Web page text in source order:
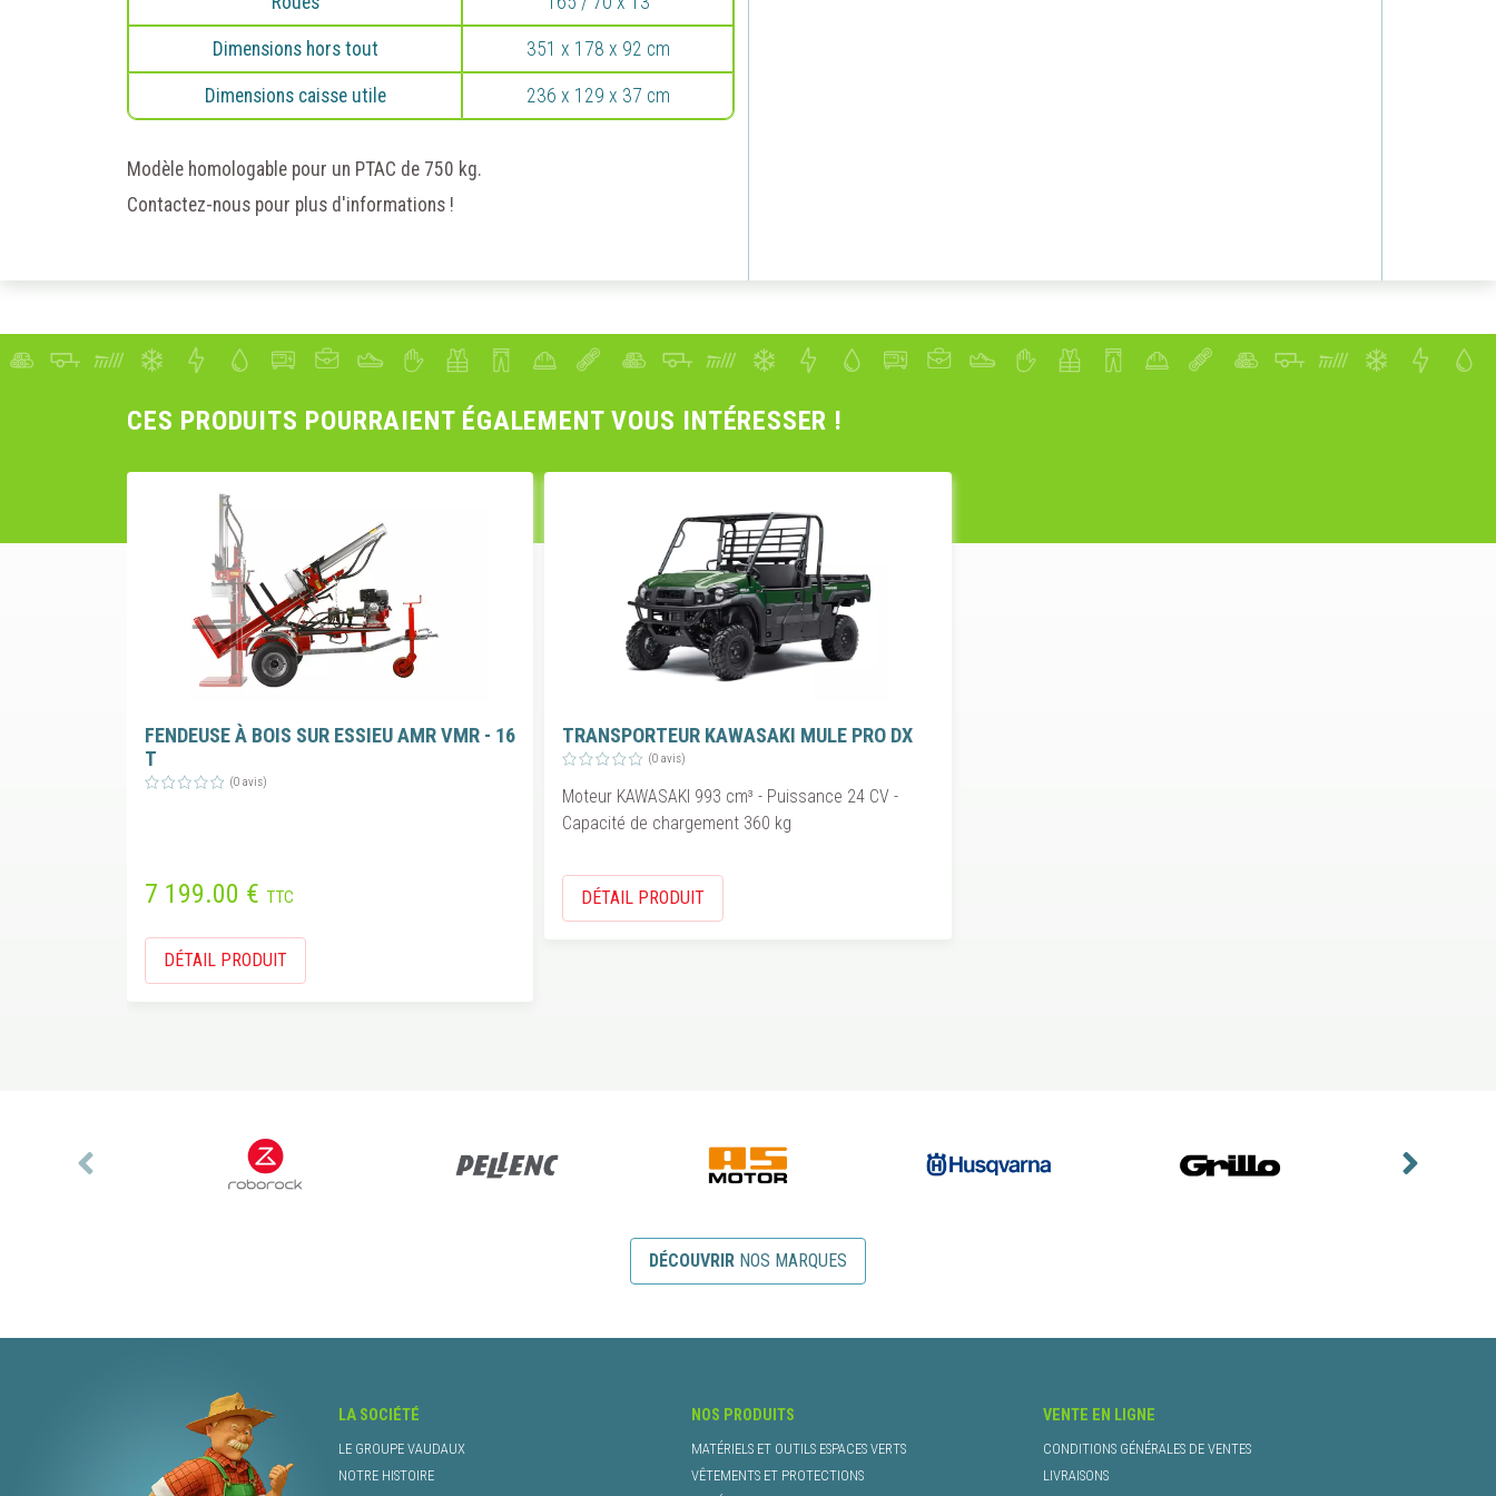
Dimensions hors tout 351 x 178 x 92 cm
Dimensions caisse utile 236 x 129 x 37 cm
Modèle homologable pour un PTAC de 750 kg.
Contactez-nous pour plus d'informations !
CES PRODUITS POURRAIENT ÉGALEMENT VOUS INTÉRESSER !
FENDEUSE À BOIS SUR ESSIEU AMR VMR - 16
T
(0 avis)
7 199.00 € TTC
DÉTAIL PRODUIT
TRANSPORTEUR KAWASAKI MULE PRO DX
(0 avis)
Moteur KAWASAKI 993 cm³ - Puissance 24 CV -
Capacité de chargement 360 kg
DÉTAIL PRODUIT
DÉCOUVRIR NOS MARQUES
LA SOCIÉTÉ
LE GROUPE VAUDAUX
NOTRE HISTOIRE
NOS PRODUITS
MATÉRIELS ET OUTILS ESPACES VERTS
VÊTEMENTS ET PROTECTIONS
VENTE EN LIGNE
CONDITIONS GÉNÉRALES DE VENTES
LIVRAISONS
nécessaires au bon fonctionnement du site seront utilisés. Le fait de ne pas consentir ou de
retirer son consentement peut empêcher le bon fonctionnement de certains services.
cookies" accessible en bas de toutes les pages de notre site.